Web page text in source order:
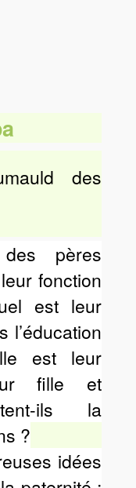
des
pères
fonction
est leur
l’éducation
est leur
fille et
ils la
?
idées